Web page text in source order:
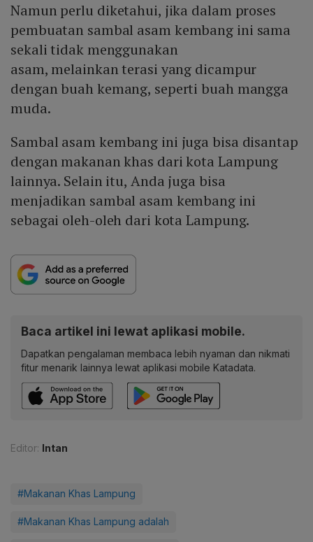
Namun perlu diketahui, jika dalam proses
pembuatan sambal asam kembang ini sama
sekali tidak menggunakan
asam, melainkan terasi yang dicampur
dengan buah kemang, seperti buah mangga
muda.
Sambal asam kembang ini juga bisa disantap
dengan makanan khas dari kota Lampung
lainnya. Selain itu, Anda juga bisa
menjadikan sambal asam kembang ini
sebagai oleh-oleh dari kota Lampung.
Baca artikel ini lewat aplikasi mobile.
Dapatkan pengalaman membaca lebih nyaman dan nikmati
fitur menarik lainnya lewat aplikasi mobile Katadata.
Editor: Intan
#Makanan Khas Lampung
#Makanan Khas Lampung adalah